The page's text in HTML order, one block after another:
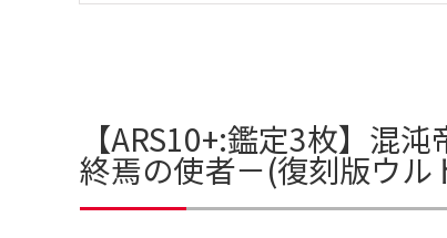
【ARS10+:鑑定3枚】混
終焉の使者－(復刻版ウル